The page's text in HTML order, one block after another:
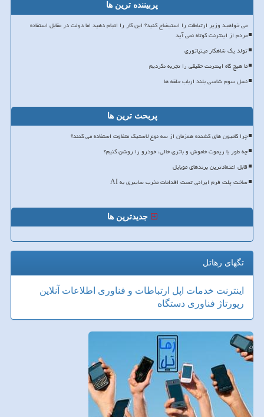
پربیننده ترین ها
می خواهید وزیر ارتباطات را استیضاح کنید؟ این کار را انجام دهید اما دولت در مقابل استفاده
مردم از اینترنت کوتاه نمی آید
تولد یک شاهکار مینیاتوری
ما هیچ گاه اینترنت حقیقی را تجربه نکردیم
نسل سوم شاسی بلند ارباب حلقه ها
پربحث ترین ها
چرا کامیون های کشنده همزمان از سه نوع لاستیک متفاوت استفاده می کنند؟
چه طور با ریموت خاموش و باتری خالی، خودرو را روشن کنیم؟
قابل اعتمادترین برندهای موبایل
ساخت پلت فرم ایرانی تست اقدامات مخرب سایبری به AI
جدیدترین ها
تگهای رهاتل
اینترنت خدمات اپل ارتباطات و فناوری اطلاعات آنلاین
رپورتاژ فناوری دستگاه